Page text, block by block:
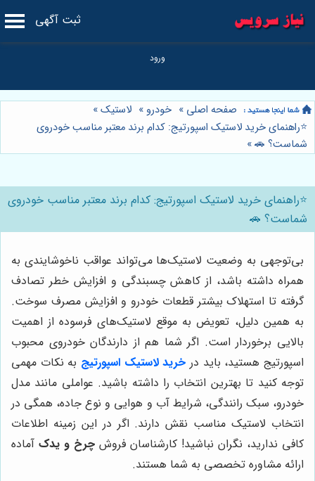
ثبت آگهی
صفحه اصلی » خودرو » لاستیک»
⭐️راهنمای خرید لاستیک اسپورتیج: کدام برند معتبر مناسب خودروی
شماست؟ 🚗»
⭐️راهنمای خرید لاستیک اسپورتیج: کدام برند معتبر مناسب خودروی
شماست؟ 🚗
بی‌توجهی به وضعیت لاستیک‌ها می‌تواند عواقب ناخوشایندی به
همراه داشته باشد، از کاهش چسبندگی و افزایش خطر تصادف
گرفته تا استهلاک بیشتر قطعات خودرو و افزایش مصرف سوخت.
به همین دلیل، تعویض به موقع لاستیک‌های فرسوده از اهمیت
بالایی برخوردار است. اگر شما هم از دارندگان خودروی محبوب
اسپورتیج هستید، باید در خرید لاستیک اسپورتیج به نکات مهمی
توجه کنید تا بهترین انتخاب را داشته باشید. عواملی مانند مدل
خودرو، سبک رانندگی، شرایط آب و هوایی و نوع جاده، همگی در
انتخاب لاستیک مناسب نقش دارند. اگر در این زمینه اطلاعات
کافی ندارید، نگران نباشید! کارشناسان فروش چرخ و یدک آماده
ارائه مشاوره تخصصی به شما هستند.